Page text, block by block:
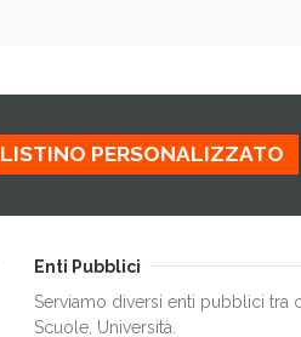
LISTINO PERSONALIZZATO
Enti Pubblici
Serviamo diversi enti pubblici tra
Scuole, Università.